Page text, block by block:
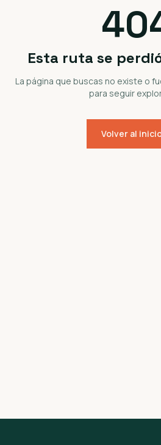
Esta ruta se
La página que buscas no existe o
para seguir
Volver al